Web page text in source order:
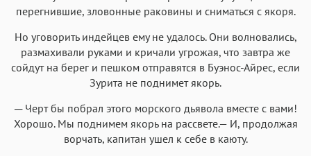
перегнившие, зловонные раковины и сниматься с якоря.
Но уговорить индейцев ему не удалось. Они волновались,
размахивали руками и кричали угрожая, что завтра же
сойдут на берег и пешком отправятся в Буэнос-Айрес, если
Зурита не поднимет якорь.
─ Черт бы побрал этого морского дьявола вместе с вами!
Хорошо. Мы поднимем якорь на рассвете.— И, продолжая
ворчать, капитан ушел к себе в каюту.